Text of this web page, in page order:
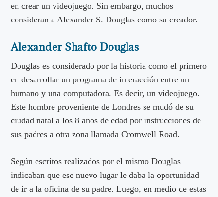
en crear un videojuego. Sin embargo, muchos
consideran a Alexander S. Douglas como su creador.
Alexander Shafto Douglas
Douglas es considerado por la historia como el primero
en desarrollar un programa de interacción entre un
humano y una computadora. Es decir, un videojuego.
Este hombre proveniente de Londres se mudó de su
ciudad natal a los 8 años de edad por instrucciones de
sus padres a otra zona llamada Cromwell Road.
Según escritos realizados por el mismo Douglas
indicaban que ese nuevo lugar le daba la oportunidad
de ir a la oficina de su padre. Luego, en medio de estas